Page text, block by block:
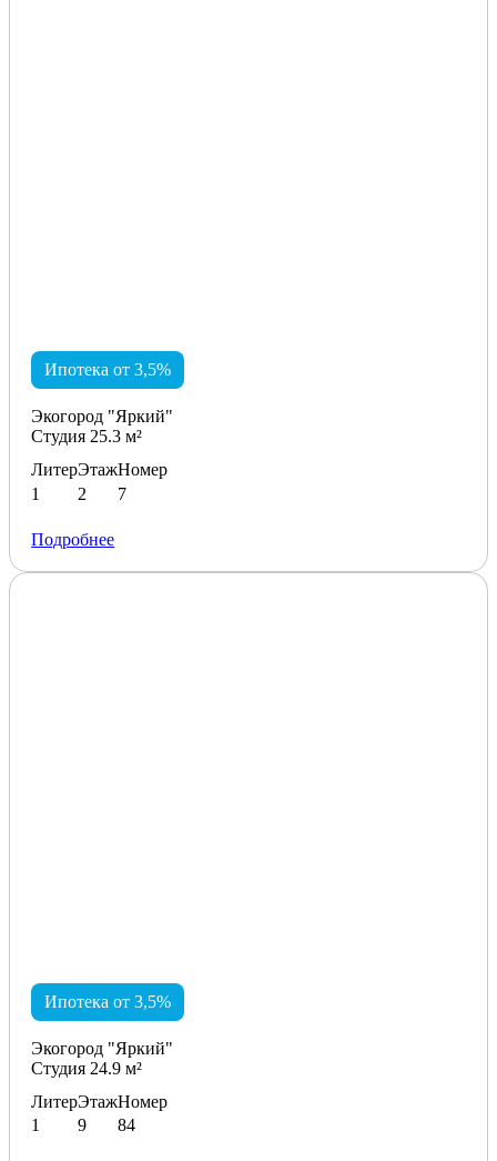
Ипотека от 3,5%
Экогород "Яркий"
Студия 25.3 м²
Литер
1
Этаж
2
Номер
7
Подробнее
Ипотека от 3,5%
Экогород "Яркий"
Студия 24.9 м²
Литер
1
Этаж
9
Номер
84